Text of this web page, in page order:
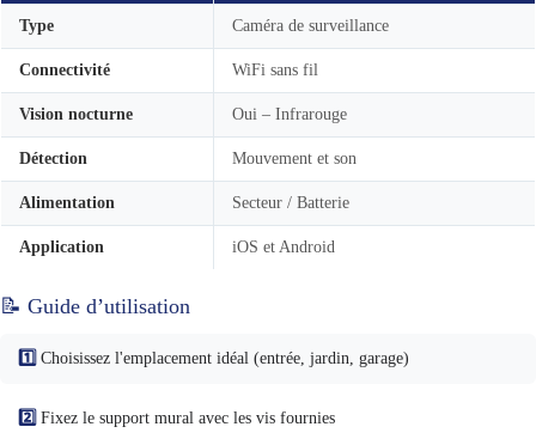
Type Caméra de surveillance
Connectivité WiFi sans fil
Vision nocturne Oui – Infrarouge
Détection Mouvement et son
Alimentation Secteur / Batterie
Application iOS et Android
📝 Guide d’utilisation
1️⃣ Choisissez l'emplacement idéal (entrée, jardin, garage)
2️⃣ Fixez le support mural avec les vis fournies